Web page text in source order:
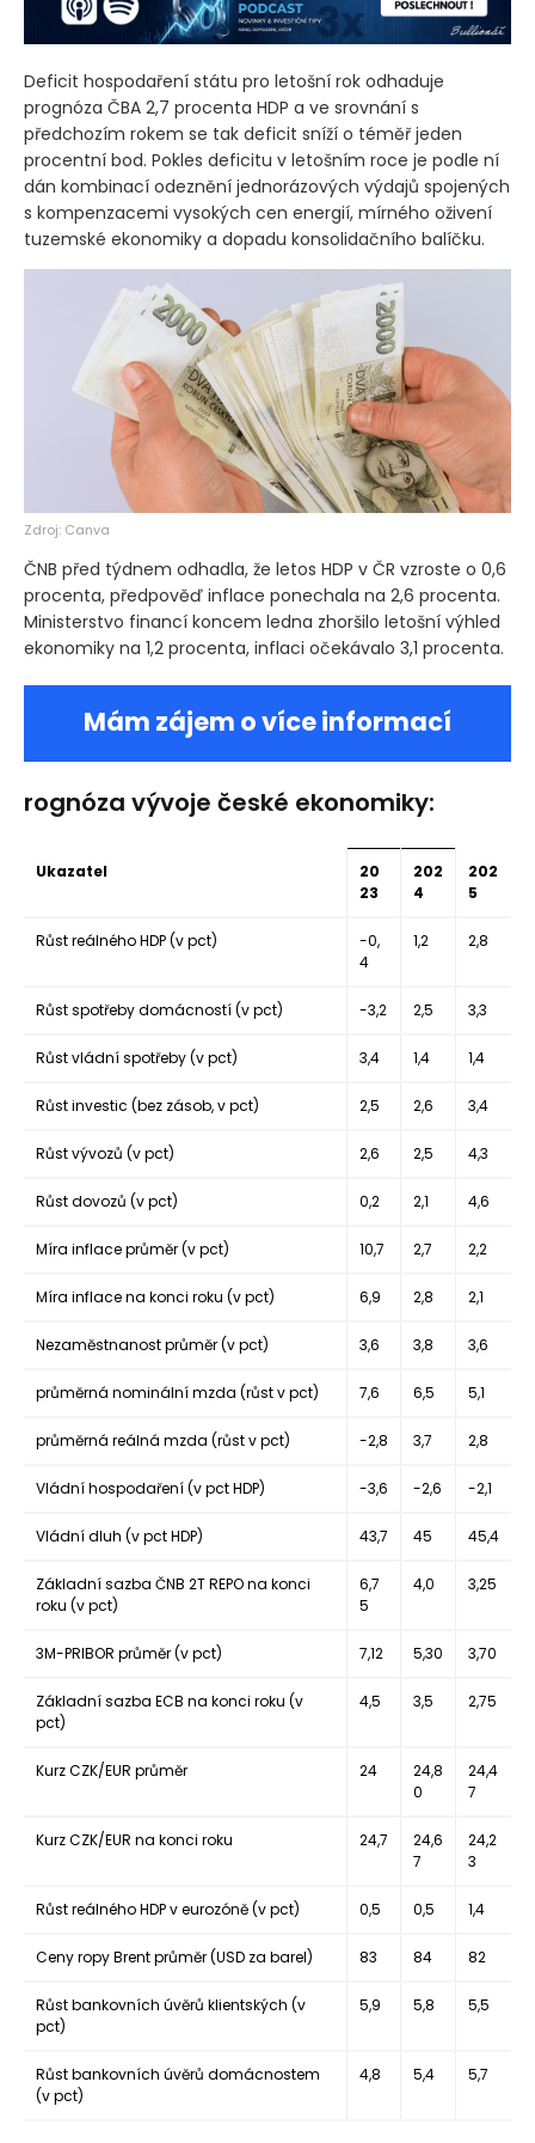
Deficit hospodaření státu pro letošní rok odhaduje
prognóza ČBA 2,7 procenta HDP a ve srovnání s
předchozím rokem se tak deficit sníží o téměř jeden
procentní bod. Pokles deficitu v letošním roce je podle ní
dán kombinací odeznění jednorázových výdajů spojených
s kompenzacemi vysokých cen energií, mírného oživení
tuzemské ekonomiky a dopadu konsolidačního balíčku.
Zdroj: Canva
ČNB před týdnem odhadla, že letos HDP v ČR vzroste o 0,6
procenta, předpověď inflace ponechala na 2,6 procenta.
Ministerstvo financí koncem ledna zhoršilo letošní výhled
ekonomiky na 1,2 procenta, inflaci očekávalo 3,1 procenta.
Mám zájem o více informací
rognóza vývoje české ekonomiky:
Ukazatel
20
23
202
4
202
5
Růst reálného HDP(v pct)
-0,
4
1,2 2,8
Růst spotřeby domácností(v pct) -3,2 2,5 3,3
Růst vládní spotřeby(v pct) 3,4 1,4 1,4
Růst investic (bez zásob, v pct) 2,5 2,6 3,4
Růst vývozů (v pct) 2,6 2,5 4,3
Růst dovozů (v pct) 0,2 2,1 4,6
Míra inflace průměr(v pct) 10,7 2,7 2,2
Míra inflace na konci roku (v pct) 6,9 2,8 2,1
Nezaměstnanost průměr(v pct) 3,6 3,8 3,6
průměrná nominální mzda (růst v pct) 7,6 6,5 5,1
průměrná reálná mzda (růst v pct) -2,8 3,7 2,8
Vládní hospodaření(v pct HDP) -3,6 -2,6 -2,1
Vládní dluh (v pct HDP) 43,7 45 45,4
Základní sazba ČNB 2T REPO na konci
roku (v pct)
6,7
5
4,0 3,25
3M-PRIBOR průměr(v pct) 7,12 5,30 3,70
Základní sazba ECB na konci roku (v
pct)
4,5 3,5 2,75
Kurz CZK/EUR průměr 24
24,8
0
24,4
7
Kurz CZK/EUR na konci roku 24,7
24,6
7
24,2
3
Růst reálného HDP v eurozóně(v pct) 0,5 0,5 1,4
Ceny ropy Brent průměr(USD za barel) 83 84 82
Růst bankovních úvěrů klientských (v
pct)
5,9 5,8 5,5
Růst bankovních úvěrů domácnostem
(v pct)
4,8 5,4 5,7